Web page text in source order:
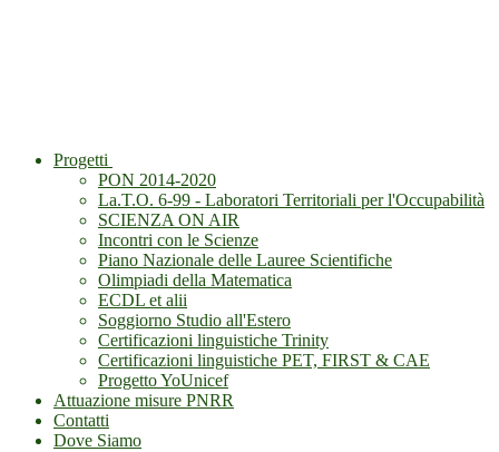
Progetti
PON 2014-2020
La.T.O. 6-99 - Laboratori Territoriali per l'Occupabilità
SCIENZA ON AIR
Incontri con le Scienze
Piano Nazionale delle Lauree Scientifiche
Olimpiadi della Matematica
ECDL et alii
Soggiorno Studio all'Estero
Certificazioni linguistiche Trinity
Certificazioni linguistiche PET, FIRST & CAE
Progetto YoUnicef
Attuazione misure PNRR
Contatti
Dove Siamo